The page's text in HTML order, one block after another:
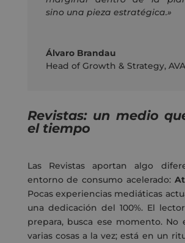
sino una pieza estratégica.»
Álvaro Brandau
Head of Growth & Strategy,
Revistas: un medio
el tiempo
Las Revistas aportan algo
entorno de consumo acelerado:
Pocas experiencias mediáticas
una dedicación del 100%. El
prepara, busca ese momento. No
varias cosas a la vez; está en un